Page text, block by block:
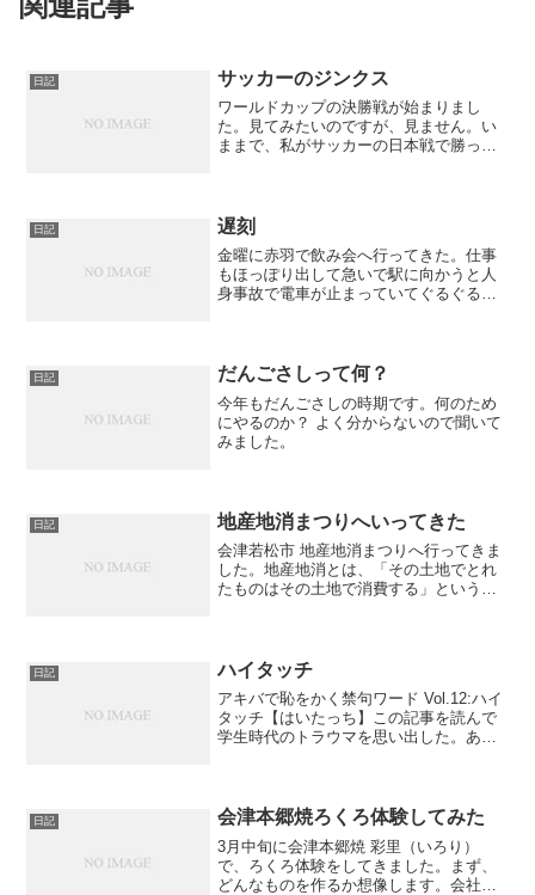
日記 サッカーのジンクス
ワールドカップの決勝戦が始まりまし
た。見てみたいのですが、見ません。い
ままで、私がサッカーの日本戦で勝った
日記 遅刻
金曜に赤羽で飲み会へ行ってきた。仕事
もほっぽり出して急いで駅に向かうと人
身事故で電車が止まっていてぐるぐる回
チベーションは下が...
日記 だんごさしって何？
今年もだんごさしの時期です。何のため
にやるのか？ よく分からないので聞いて
みました。
日記 地産地消まつりへいってきた
会津若松市 地産地消まつりへ行ってきま
した。地産地消とは、「その土地でとれ
たものはその土地で消費する」というこ
してたから見に行ったと...
日記 ハイタッチ
アキバで恥をかく禁句ワード Vol.12:ハイ
タッチ【はいたっち】この記事を読んで
学生時代のトラウマを思い出した。あれ
べ...
日記 会津本郷焼ろくろ体験してみた
3月中旬に会津本郷焼 彩里（いろり）
で、ろくろ体験をしてきました。まず、
どんなものを作るか想像します。会社用